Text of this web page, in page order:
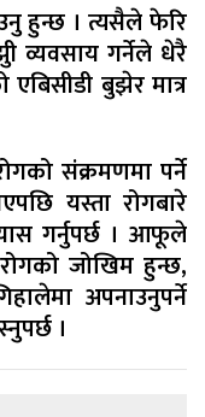
हुन्छ । त्यसैले फेरि
व्यवसाय गर्नेले धेरै
बुझेर मात्र
संक्रमणमा पर्ने
यस्ता रोगबारे
गर्नुपर्छ । आफूले
जोखिम हुन्छ,
अपनाउनुपर्ने
।